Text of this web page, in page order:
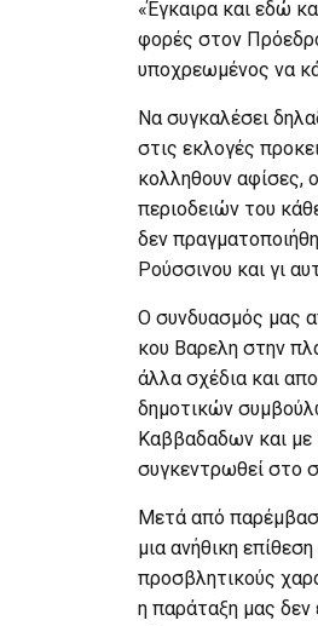
«Έγκαιρα και εδώ
φορές στον
υποχρεωμένος να
Να συγκαλέσει
στις εκλογές
κολληθουν αφίσες,
περιοδειών του
δεν
Ρούσσινου και γι
Ο συνδυασμός μας
κου Βαρελη στην
άλλα σχέδια και
δημοτικών
Καββαδαδων και με
συγκεντρωθεί στο
Μετά από
μια ανήθικη
προσβλητικούς
η παράταξη μας δεν